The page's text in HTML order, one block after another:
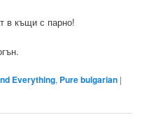
в къщи с парно!
Everything, Pure bulgarian |